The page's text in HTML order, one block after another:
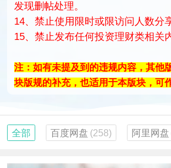
发现删帖处理。
14、禁止使用限时或限访问人数分
15、禁止发布任何投资理财类相关
注：如有未提及到的违规内容，其他
块版规的补充，也适用于本版块，可
全部 百度网盘 (258) 阿里网盘